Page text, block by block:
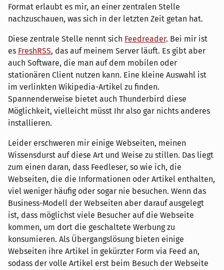
Format erlaubt es mir, an einer zentralen Stelle
nachzuschauen, was sich in der letzten Zeit getan hat.
Diese zentrale Stelle nennt sich Feedreader. Bei mir ist
es FreshRSS, das auf meinem Server läuft. Es gibt aber
auch Software, die man auf dem mobilen oder
stationären Client nutzen kann. Eine kleine Auswahl ist
im verlinkten Wikipedia-Artikel zu finden.
Spannenderweise bietet auch Thunderbird diese
Möglichkeit, vielleicht müsst Ihr also gar nichts anderes
installieren.
Leider erschweren mir einige Webseiten, meinen
Wissensdurst auf diese Art und Weise zu stillen. Das liegt
zum einen daran, dass Feedleser, so wie ich, die
Webseiten, die die Informationen oder Artikel enthalten,
viel weniger häufig oder sogar nie besuchen. Wenn das
Business-Modell der Webseiten aber darauf ausgelegt
ist, dass möglichst viele Besucher auf die Webseite
kommen, um dort die geschaltete Werbung zu
konsumieren. Als Übergangslösung bieten einige
Webseiten ihre Artikel in gekürzter Form via Feed an,
sodass der volle Artikel erst beim Besuch der Webseite